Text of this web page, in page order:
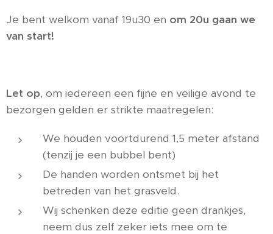
Je bent welkom vanaf 19u30 en om 20u gaan we
van start!
Let op, om iedereen een fijne en veilige avond te
bezorgen gelden er strikte maatregelen:
We houden voortdurend 1,5 meter afstand
(tenzij je een bubbel bent)
De handen worden ontsmet bij het
betreden van het grasveld.
Wij schenken deze editie geen drankjes,
neem dus zelf zeker iets mee om te